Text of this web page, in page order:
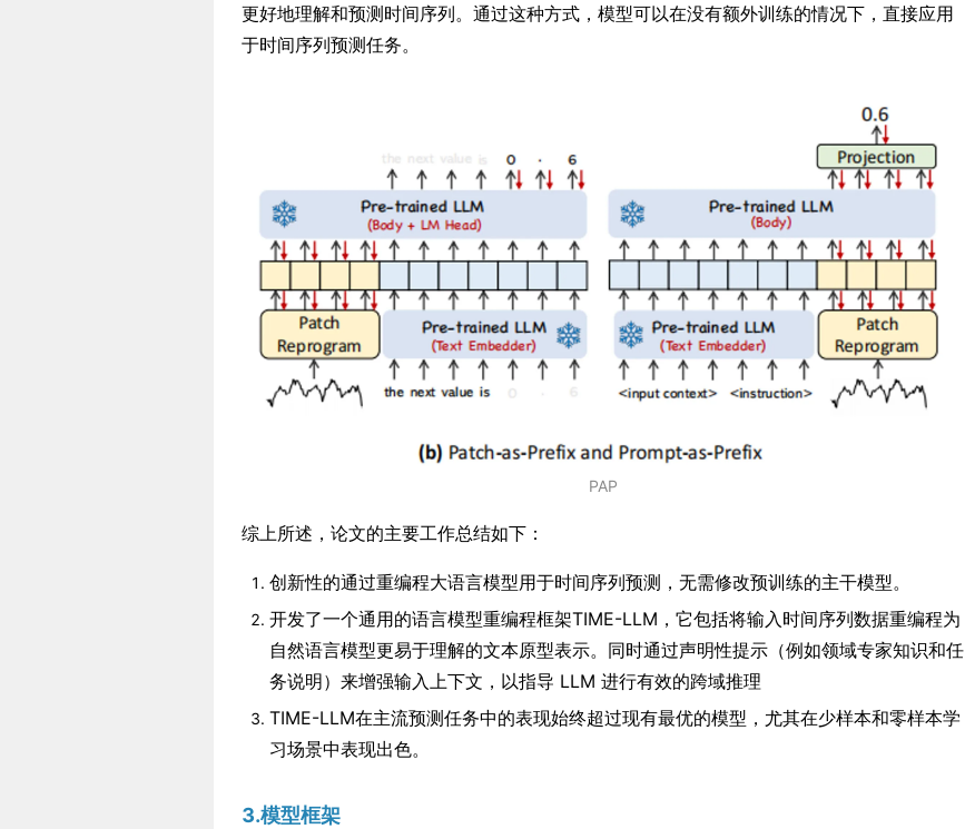
更好地理解和预测时间序列。通过这种方式，模型可以在没有额外训练的情况下，直接应用
于时间序列预测任务。
PAP
综上所述，论文的主要工作总结如下：
创新性的通过重编程大语言模型用于时间序列预测，无需修改预训练的主干模型。
开发了一个通用的语言模型重编程框架TIME-LLM，它包括将输入时间序列数据重编程为
自然语言模型更易于理解的文本原型表示。同时通过声明性提示（例如领域专家知识和任
务说明）来增强输入上下文，以指导 LLM 进行有效的跨域推理
TIME-LLM在主流预测任务中的表现始终超过现有最优的模型，尤其在少样本和零样本学
习场景中表现出色。
3.模型框架